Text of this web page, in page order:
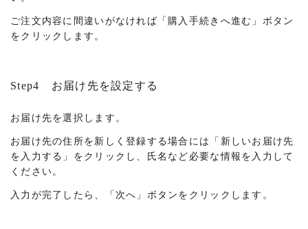
ご注文内容に間違いがなければ「購入手続きへ進む」ボタン
をクリックします。
Step4 お届け先を設定する
お届け先を選択します。
お届け先の住所を新しく登録する場合には「新しいお届け先
を入力する」をクリックし、氏名など必要な情報を入力して
ください。
入力が完了したら、「次へ」ボタンをクリックします。